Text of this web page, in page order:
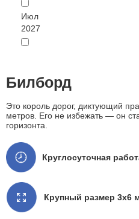
Июл
2027
Билборд
Это король дорог, диктующий
метров. Его не избежать — он
горизонта.
Круглосуточная
Крупный размер 3x6